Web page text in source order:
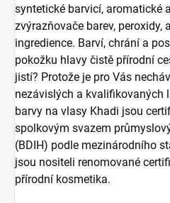
syntetické barvicí, aromatické
zvýrazňovače barev,
ingredience. Barví, chrání a
pokožku hlavy čistě přírodní
jistí? Protože je pro Vás
nezávislých a kvalifikovaných
barvy na vlasy Khadi jsou
spolkovým svazem
(BDIH) podle mezinárodního
jsou nositeli renomované
přírodní kosmetika.